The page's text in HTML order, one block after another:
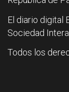
El diario digital
Sociedad
Todos los